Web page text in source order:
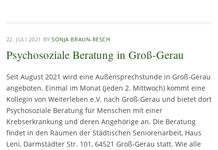
22. JULI 2021 BYSONJA BRAUN-RESCH
Psychosoziale Beratung in Groß-Gerau
Seit August 2021 wird eine Außensprechstunde in Groß-Gerau
angeboten. Einmal im Monat (jeden 2. Mittwoch) kommt eine
Kollegin von Weiterleben e.V. nach Groß-Gerau und bietet dort
Psychosoziale Beratung für Menschen mit einer
Krebserkrankung und deren Angehörige an. Die Beratung
findet in den Räumen der Städtischen Seniorenarbeit, Haus
Leni, Darmstädter Str. 101, 64521 Groß-Gerau statt. Wie alle